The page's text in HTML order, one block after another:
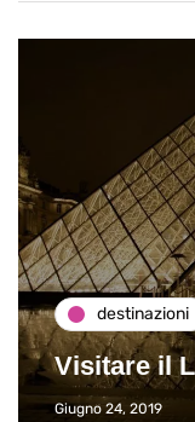
destinazioni
Visitare il
Giugno 24, 2019